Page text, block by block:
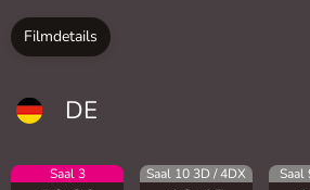
Filmdetails
DE
Saal 3 Saal 10 3D / 4DX Saal